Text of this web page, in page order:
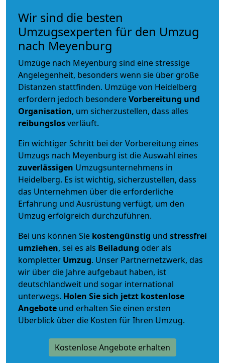
Wir sind die besten
Umzugsexperten für den Umzug
nach Meyenburg
Umzüge nach Meyenburg sind eine stressige
Angelegenheit, besonders wenn sie über große
Distanzen stattfinden. Umzüge von Heidelberg
erfordern jedoch besondereVorbereitung und
Organisation, um sicherzustellen, dass alles
reibungslosverläuft.
Ein wichtiger Schritt bei der Vorbereitung eines
Umzugs nach Meyenburg ist die Auswahl eines
zuverlässigen Umzugsunternehmens in
Heidelberg. Es ist wichtig, sicherzustellen, dass
das Unternehmen über die erforderliche
Erfahrung und Ausrüstung verfügt, um den
Umzug erfolgreich durchzuführen.
Bei uns können Sie kostengünstig und stressfrei
umziehen, sei es als Beiladung oder als
kompletter Umzug. Unser Partnernetzwerk, das
wir über die Jahre aufgebaut haben, ist
deutschlandweit und sogar international
unterwegs. Holen Sie sich jetzt kostenlose
Angebote und erhalten Sie einen ersten
Überblick über die Kosten für Ihren Umzug.
Kostenlose Angebote erhalten